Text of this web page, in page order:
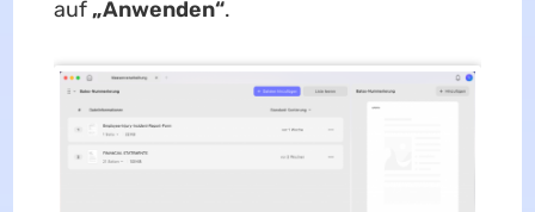
auf „Anwenden“.